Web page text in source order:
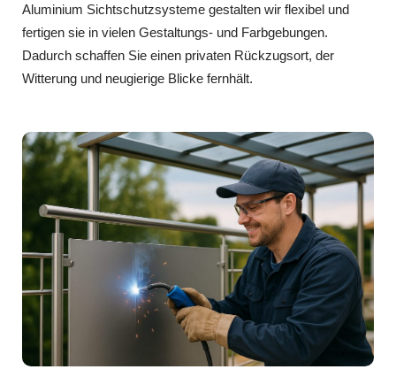
Aluminium Sichtschutzsysteme gestalten wir flexibel und
fertigen sie in vielen Gestaltungs- und Farbgebungen.
Dadurch schaffen Sie einen privaten Rückzugsort, der
Witterung und neugierige Blicke fernhält.